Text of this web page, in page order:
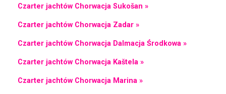
Czarter jachtów Chorwacja Sukošan »
Czarter jachtów Chorwacja Zadar »
Czarter jachtów Chorwacja Dalmacja Środkowa »
Czarter jachtów Chorwacja Kaštela »
Czarter jachtów Chorwacja Marina »